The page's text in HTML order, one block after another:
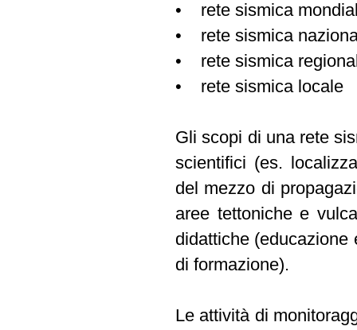
• rete sismica
• rete sismica
• rete sismica
• rete sismica locale
Gli scopi di una rete
scientifici (es.
del mezzo di
aree tettoniche e
didattiche
di formazione).
Le attività di